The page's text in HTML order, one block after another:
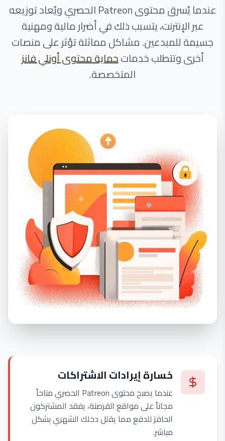
عندما يُسرق محتوى Patreon الحصري ويُعاد توزيعه
عبر الإنترنت، يتسبب ذلك في أضرار مالية ومهنية
جسيمة للمبدعين. مشاكل مماثلة تؤثر على منصات
أخرى وتتطلب خدماتحماية محتوى أونلي فانز
المتخصصة.
خسارة إيرادات الاشتراكات
عندما يصبح محتوى Patreon الحصري متاحاً
مجاناً على مواقع القرصنة، يفقد المشتركون
الحافز للدفع مما يقلل دخلك الشهري بشكل
مباشر.